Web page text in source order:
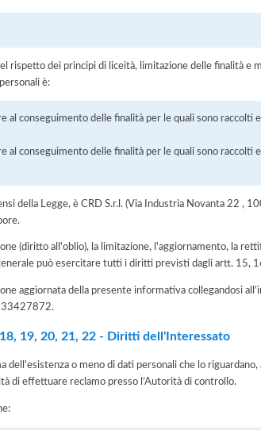
rispetto dei principi di liceità, limitazione delle finalità e
è:
al conseguimento delle finalità per le quali sono
al conseguimento delle finalità per le quali sono
della Legge, è CRD S.r.l. (Via Industria Novanta 22 ,
(diritto all'oblio), la limitazione, l'aggiornamento, la
può esercitare tutti i diritti previsti dagli artt. 15,
aggiornata della presente informativa collegandosi
.
19, 20, 21, 22 - Diritti dell'Interessato
o meno di dati personali che lo
di effettuare reclamo presso l’Autorità di controllo.